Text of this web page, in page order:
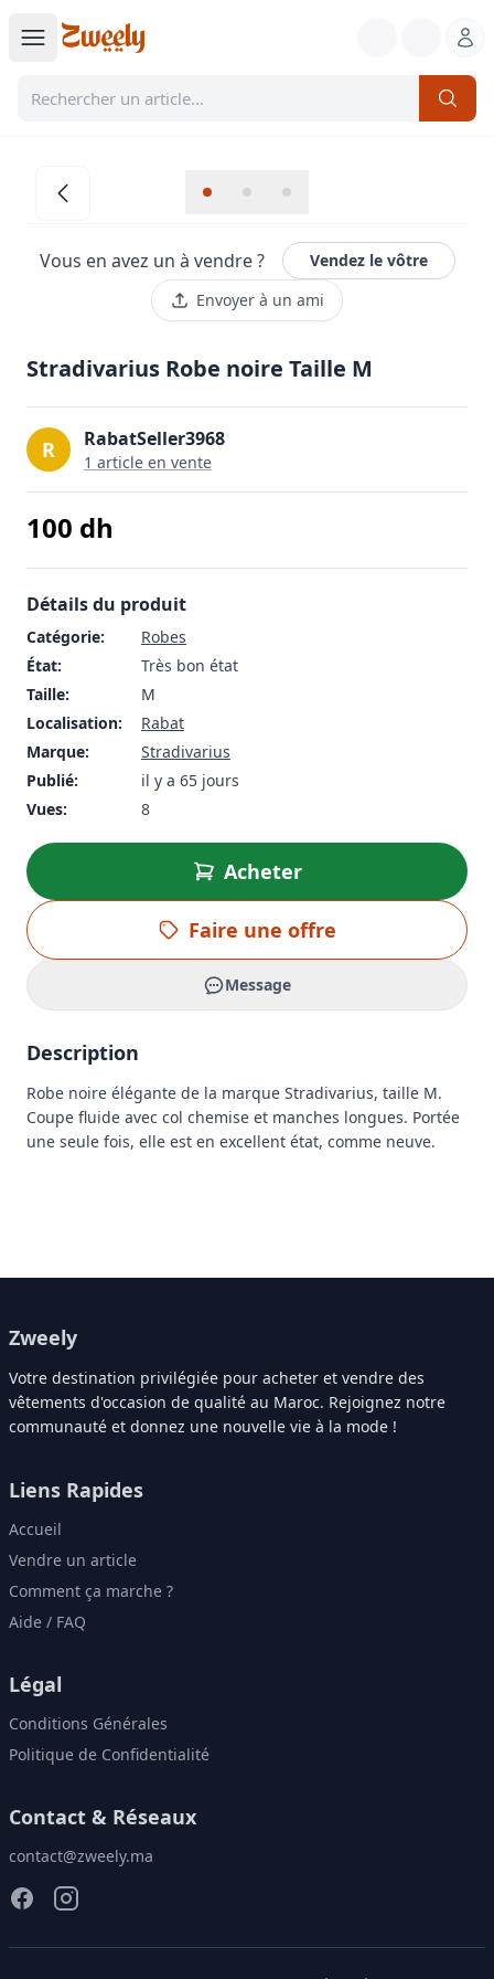
Vous en avez un à vendre ?
Vendez le vôtre
Envoyer à un ami
Stradivarius Robe noire Taille M
R RabatSeller3968
1 article en vente
100 dh
Détails du produit
Catégorie:
Robes
État:
Très bon état
Taille:
M
Localisation:
Rabat
Marque:
Stradivarius
Publié:
il y a 65 jours
Vues:
8
Acheter
Faire une offre
Message
Description
Robe noire élégante de la marque Stradivarius, taille M.
Coupe fluide avec col chemise et manches longues. Portée
une seule fois, elle est en excellent état, comme neuve.
Zweely
Votre destination privilégiée pour acheter et vendre des
vêtements d'occasion de qualité au Maroc. Rejoignez notre
communauté et donnez une nouvelle vie à la mode !
Liens Rapides
Accueil
Vendre un article
Comment ça marche ?
Aide / FAQ
Légal
Conditions Générales
Politique de Confidentialité
Contact & Réseaux
contact@zweely.ma